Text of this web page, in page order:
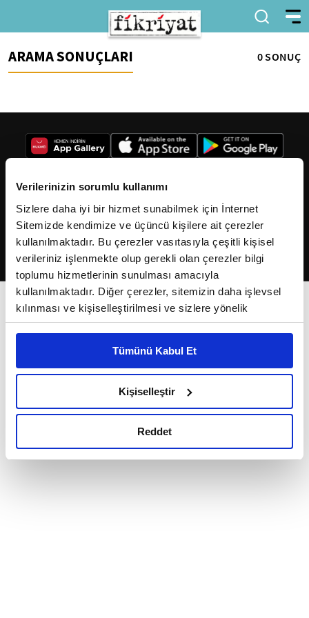
Verilerinizin sorumlu kullanımı
Sizlere daha iyi bir hizmet sunabilmek için İnternet
Sitemizde kendimize ve üçüncü kişilere ait çerezler
kullanılmaktadır. Bu çerezler vasıtasıyla çeşitli kişisel
verileriniz işlenmekte olup gerekli olan çerezler bilgi
toplumu hizmetlerinin sunulması amacıyla
kullanılmaktadır. Diğer çerezler, sitemizin daha işlevsel
kılınması ve kişiselleştirilmesi ve sizlere yönelik
reklam/pazarlama faaliyetlerinin yapılması, amaçlarıyla
Çerezlere ilişkin tercihlerinizi çerez paneli vasıtasıyla
belirleyebilirsiniz. Çerezlere ilişkin detaylı bilgi için
Ayarlar butonuna tıklayabilir,Çerez Bilgilendirme
Metnimizi ziyaret edebilirsiniz.
okumak ve sitemizi ziyaretiniz kapsamında
Tümünü Kabul Et
Kişiselleştir
Reddet
ARAMA SONUÇLARI 0 SONUÇ
2026Fikriyat. Tüm hakları saklıdır.